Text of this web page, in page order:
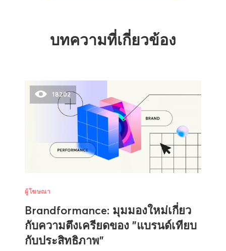
บทความที่เกี่ยวข้อง
18202
ผู้โฆษณา
Brandformance: มุมมองใหม่เกี่ยว
กับความตึงเครียดของ "แบรนด์เทียบ
กับประสิทธิภาพ"